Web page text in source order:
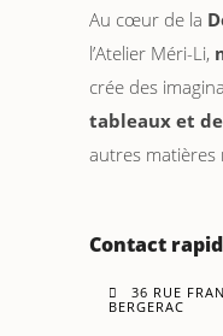
Au cœur de la
l’Atelier Méri-Li,
crée des
tableaux et
autres matières
Contact
36 RUE
BERGERAC